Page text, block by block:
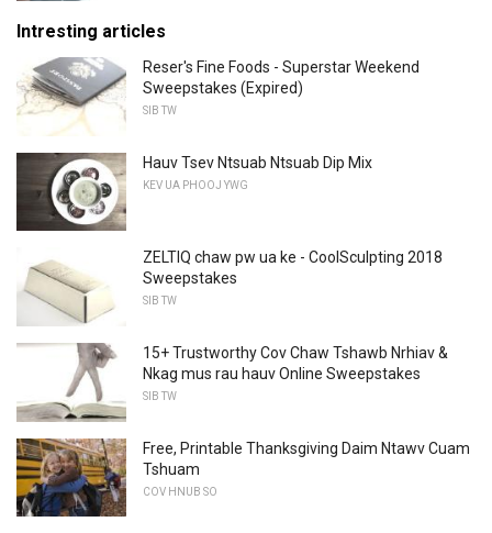
Intresting articles
Reser's Fine Foods - Superstar Weekend
Sweepstakes (Expired)
SIB TW
Hauv Tsev Ntsuab Ntsuab Dip Mix
KEV UA PHOOJ YWG
ZELTIQ chaw pw ua ke - CoolSculpting 2018
Sweepstakes
SIB TW
15+ Trustworthy Cov Chaw Tshawb Nrhiav &
Nkag mus rau hauv Online Sweepstakes
SIB TW
Free, Printable Thanksgiving Daim Ntawv Cuam
Tshuam
COV HNUB SO